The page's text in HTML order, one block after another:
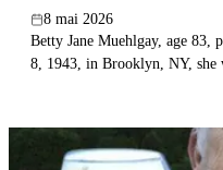
8 mai 2026
Betty Jane Muehlgay, age 83,
8, 1943, in Brooklyn, NY, she